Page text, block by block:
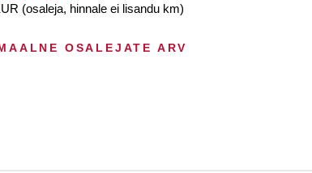
(osaleja, hinnale ei lisandu km)
OSALEJATE ARV